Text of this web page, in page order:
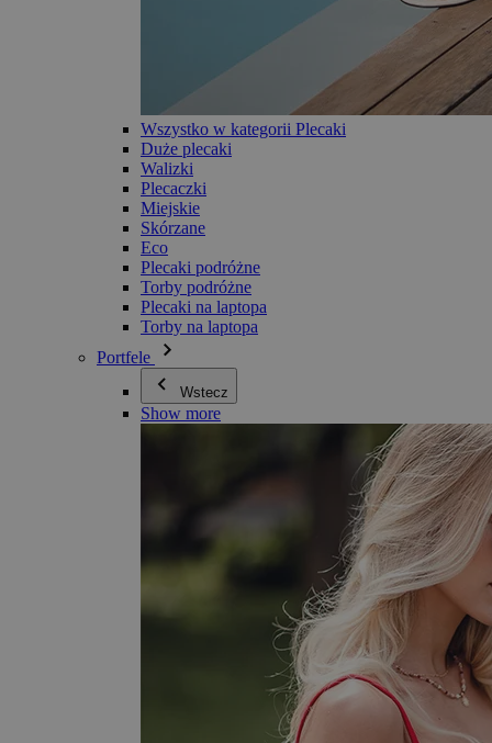
Wszystko w kategorii Plecaki
Duże plecaki
Walizki
Plecaczki
Miejskie
Skórzane
Eco
Plecaki podróżne
Torby podróżne
Plecaki na laptopa
Torby na laptopa
Portfele
Wstecz
Show more